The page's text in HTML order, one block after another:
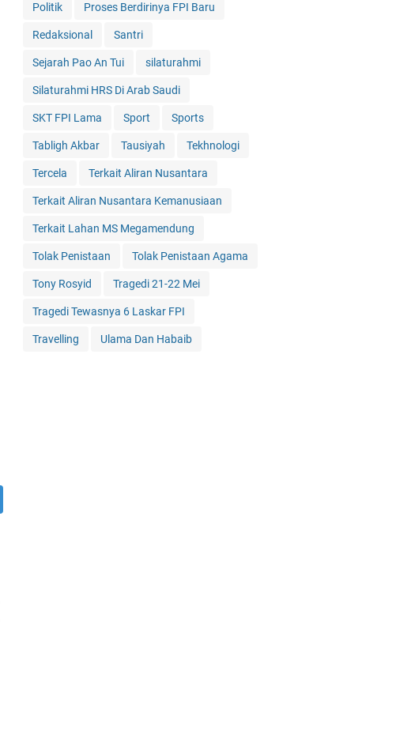
Politik Proses Berdirinya FPI Baru
Redaksional Santri
Sejarah Pao An Tui silaturahmi
Silaturahmi HRS Di Arab Saudi
SKT FPI Lama Sport Sports
Tabligh Akbar Tausiyah Tekhnologi
Tercela Terkait Aliran Nusantara
Terkait Aliran Nusantara Kemanusiaan
Terkait Lahan MS Megamendung
Tolak Penistaan Tolak Penistaan Agama
Tony Rosyid Tragedi 21-22 Mei
Tragedi Tewasnya 6 Laskar FPI
Travelling Ulama Dan Habaib